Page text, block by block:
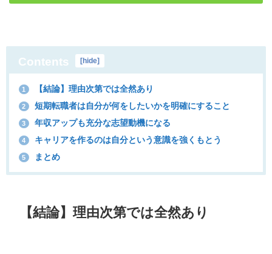
Contents [hide]
1 【結論】理由次第では全然あり
2 短期転職者は自分が何をしたいかを明確にすること
3 年収アップも充分な志望動機になる
4 キャリアを作るのは自分という意識を強くもとう
5 まとめ
【結論】理由次第では全然あり